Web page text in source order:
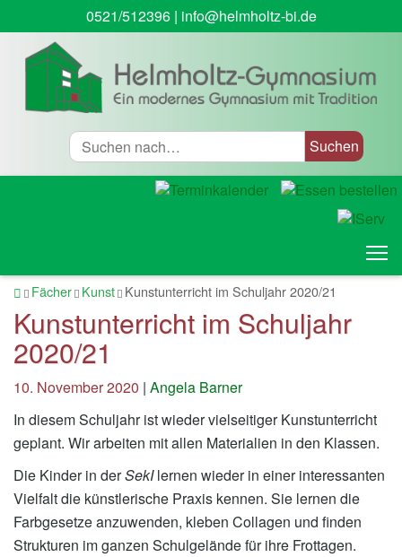
0521/512396| info@helmholtz-bi.de
Suche
Startseite
Fächer Kunst Kunstunterricht im Schuljahr 2020/21
Kunstunterricht im Schuljahr
2020/21
10. November 2020 | Angela Barner
In diesem Schuljahr ist wieder vielseitiger Kunstunterricht
geplant. Wir arbeiten mit allen Materialien in den Klassen.
Die Kinder in derSekIlernen wieder in einer interessanten
Vielfalt die künstlerische Praxis kennen. Sie lernen die
Farbgesetze anzuwenden, kleben Collagen und finden
Strukturen im ganzen Schulgelände für ihre Frottagen.